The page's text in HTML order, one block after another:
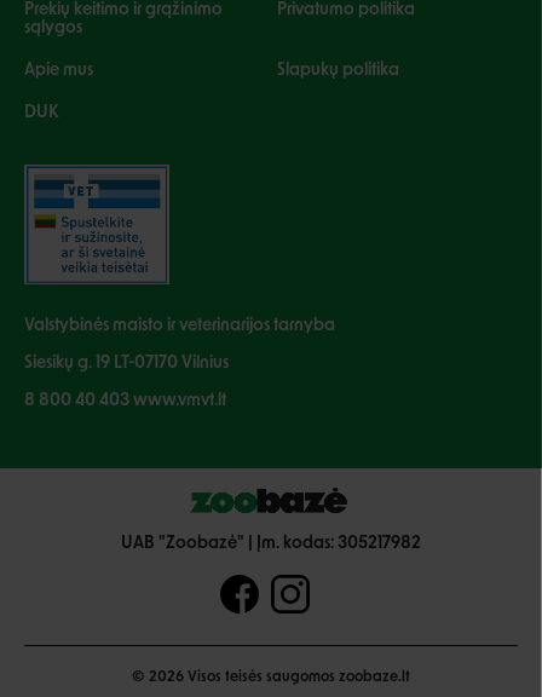
Prekių keitimo ir grąžinimo
sąlygos
Privatumo politika
Apie mus Slapukų politika
DUK
Valstybinės maisto ir veterinarijos tarnyba
Siesikų g. 19 LT-07170 Vilnius
8 800 40 403 www.vmvt.lt
UAB "Zoobazė" | Įm. kodas: 305217982
© 2026 Visos teisės saugomos zoobaze.lt